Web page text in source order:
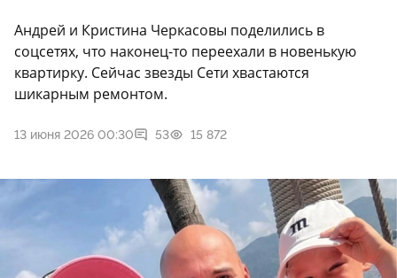
Андрей и Кристина Черкасовы поделились в
соцсетях, что наконец-то переехали в новенькую
квартирку. Сейчас звезды Сети хвастаются
шикарным ремонтом.
13 июня 2026 00:30 53 15 872